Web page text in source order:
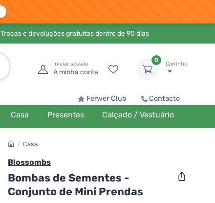
e devoluções gratuitas dentro de 90 dias
Iniciar sessão
A minha conta
0
Carrinho
Ferwer Club Contacto
Casa Presentes Calçado / Vestuário
/ Casa
Blossombs
Bombas de Sementes -
Conjunto de Mini Prendas